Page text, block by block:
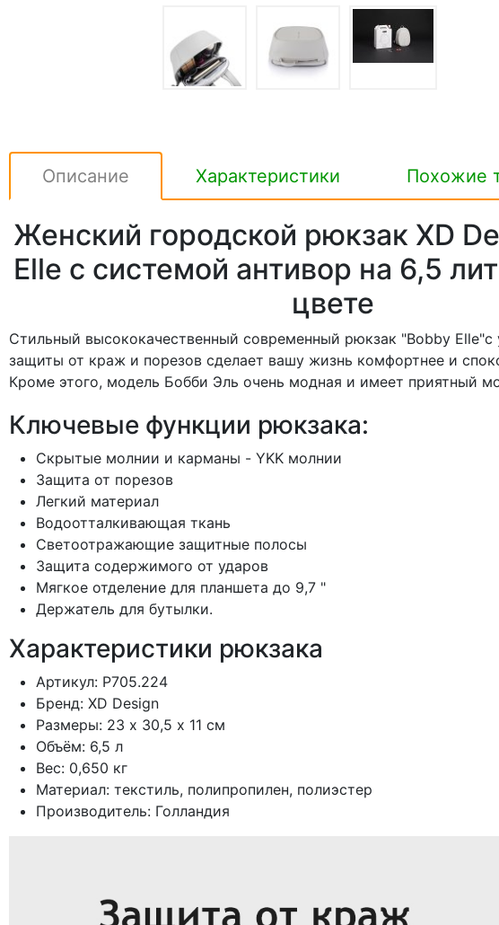
Описание Характеристики Похожие
Женский городской рюкзак XD
Elle с системой антивор на 6,5
цвете
Стильный высококачественный современный рюкзак "Bobby Elle"с
защиты от краж и порезов сделает вашу жизнь комфортнее и
Кроме этого, модель Бобби Эль очень модная и имеет приятный
Ключевые функции рюкзака:
Скрытые молнии и карманы - YKK молнии
Защита от порезов
Легкий материал
Водоотталкивающая ткань
Светоотражающие защитные полосы
Защита содержимого от ударов
Мягкое отделение для планшета до 9,7 "
Держатель для бутылки.
Характеристики рюкзака
Артикул: P705.224
Бренд: XD Design
Размеры: 23 х 30,5 х 11 см
Объём: 6,5 л
Вес: 0,650 кг
Материал: текстиль, полипропилен, полиэстер
Производитель: Голландия